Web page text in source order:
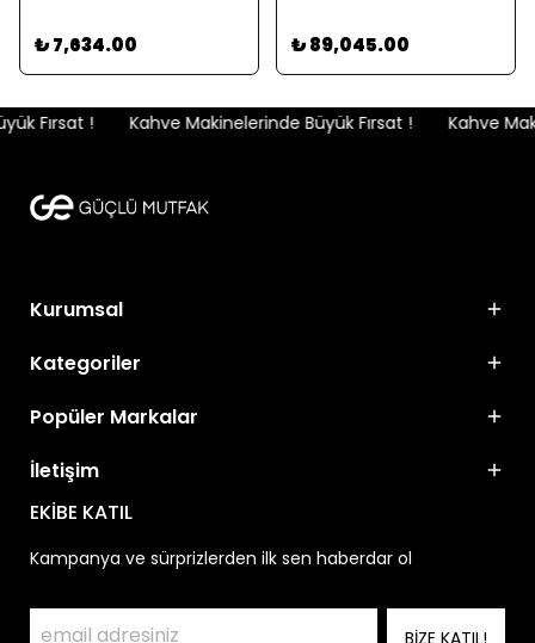
₺ 7,634.00 ₺ 89,045.00
Fırsat ! Kahve Makinelerinde Büyük Fırsat ! Kahve
Kurumsal
Kategoriler
Popüler Markalar
İletişim
EKİBE KATIL
Kampanya ve sürprizlerden ilk sen haberdar ol
BİZE KATIL!